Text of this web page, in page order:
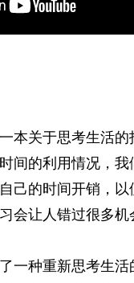
本关于思考生活的
间的利用情况，
己的时间开销，以
会让人错过很多
一种重新思考生